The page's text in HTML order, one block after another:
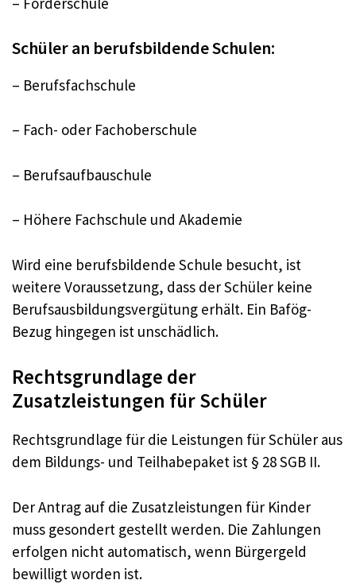
Schüler an berufsbildende Schulen:
– Berufsfachschule
– Fach- oder Fachoberschule
– Berufsaufbauschule
– Höhere Fachschule und Akademie
Wird eine berufsbildende Schule besucht, ist
weitere Voraussetzung, dass der Schüler keine
Berufsausbildungsvergütung erhält. Ein Bafög-
Bezug hingegen ist unschädlich.
Rechtsgrundlage der
Zusatzleistungen für Schüler
Rechtsgrundlage für die Leistungen für Schüler aus
dem Bildungs- und Teilhabepaket ist § 28 SGB II.
Der Antrag auf die Zusatzleistungen für Kinder
muss gesondert gestellt werden. Die Zahlungen
erfolgen nicht automatisch, wenn Bürgergeld
bewilligt worden ist.